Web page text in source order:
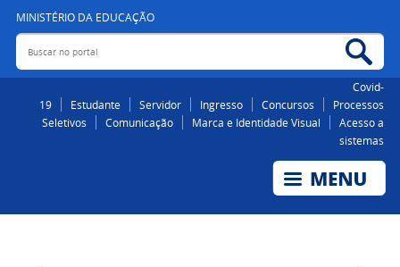
MINISTÉRIO DA EDUCAÇÃO
Buscar no portal
Covid-
19
Estudante Servidor Ingresso Concursos
Processos
Seletivos
Comunicação Marca e Identidade Visual
Acesso a
sistemas